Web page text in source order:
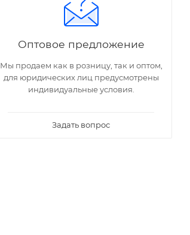
Оптовое предложение
Мы продаем как в розницу, так и оптом,
для юридических лиц предусмотрены
индивидуальные условия.
Задать вопрос